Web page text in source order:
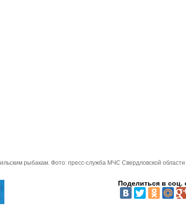
рыбакам. Фото: пресс-служба МЧС Свердловской области
Поделиться в соц.